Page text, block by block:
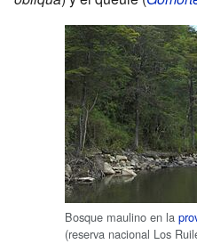
Bosque maulino en la
(reserva nacional Los